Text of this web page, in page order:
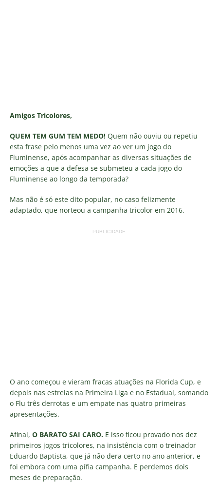
Amigos Tricolores,
QUEM TEM GUM TEM MEDO! Quem não ouviu ou repetiu
esta frase pelo menos uma vez ao ver um jogo do
Fluminense, após acompanhar as diversas situações de
emoções a que a defesa se submeteu a cada jogo do
Fluminense ao longo da temporada?
Mas não é só este dito popular, no caso felizmente
adaptado, que norteou a campanha tricolor em 2016.
PUBLICIDADE
O ano começou e vieram fracas atuações na Florida Cup, e
depois nas estreias na Primeira Liga e no Estadual, somando
o Flu três derrotas e um empate nas quatro primeiras
apresentações.
Afinal, O BARATO SAI CARO. E isso ficou provado nos dez
primeiros jogos tricolores, na insistência com o treinador
Eduardo Baptista, que já não dera certo no ano anterior, e
foi embora com uma pífia campanha. E perdemos dois
meses de preparação.